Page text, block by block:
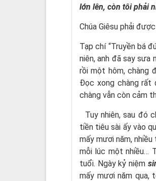
lớn lên, còn tôi phải
Chúa Giêsu phải
Tạp chí “Truyền bá
niên, anh đã say sưa
rồi một hôm, chàng
Đọc xong chàng rất
chàng vẫn còn cảm
Tuy nhiên, sau đó
tiền tiêu sài ấy vào
mấy mươi năm,
mỗi lúc một nhiều…
tuổi. Ngày kỷ niệm
mấy mươi năm qua,